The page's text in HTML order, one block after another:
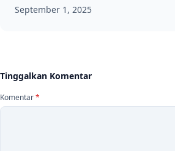
September 1, 2025
Tinggalkan Komentar
Komentar*